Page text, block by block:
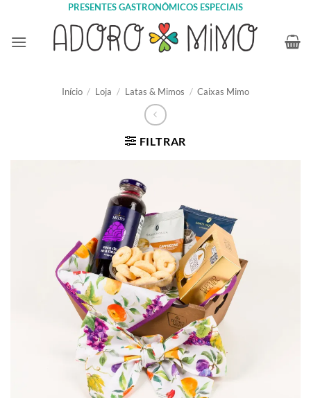
content
PRESENTES GASTRONÔMICOS ESPECIAIS
Início / Loja / Latas & Mimos / Caixas Mimo
FILTRAR